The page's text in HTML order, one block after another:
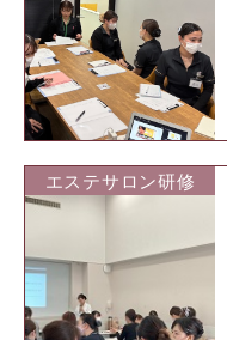
エステサロン研修